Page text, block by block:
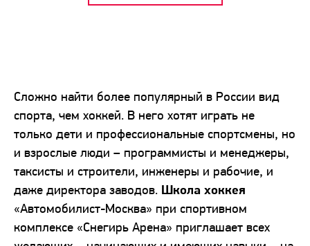
Сложно найти более популярный в России вид
спорта, чем хоккей. В него хотят играть не
только дети и профессиональные спортсмены, но
и взрослые люди – программисты и менеджеры,
таксисты и строители, инженеры и рабочие, и
даже директора заводов. Школа хоккея
«Автомобилист-Москва» при спортивном
комплексе «Снегирь Арена» приглашает всех